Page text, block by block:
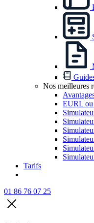
Nos meilleures
EURL
Tarifs
01 86 76 07 25